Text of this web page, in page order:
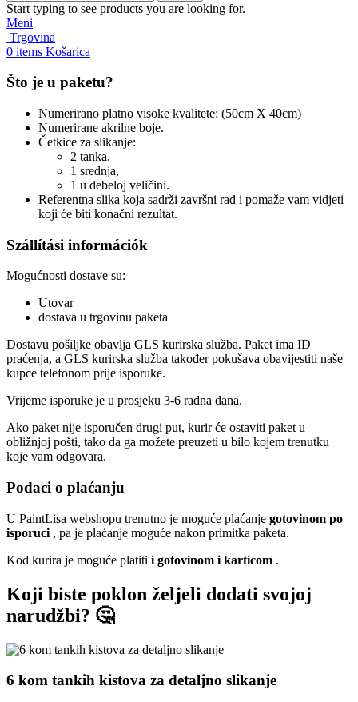
Start typing to see products you are looking for.
Meni
Trgovina
0 items Košarica
Što je u paketu?
Numerirano platno visoke kvalitete: (50cm X 40cm)
Numerirane akrilne boje.
Četkice za slikanje:
2 tanka,
1 srednja,
1 u debeloj veličini.
Referentna slika koja sadrži završni rad i pomaže vam vidjeti
koji će biti konačni rezultat.
Szállítási információk
Mogućnosti dostave su:
Utovar
dostava u trgovinu paketa
Dostavu pošiljke obavlja GLS kurirska služba. Paket ima ID
praćenja, a GLS kurirska služba također pokušava obavijestiti naše
kupce telefonom prije isporuke.
Vrijeme isporuke je u prosjeku 3-6 radna dana.
Ako paket nije isporučen drugi put, kurir će ostaviti paket u
obližnjoj pošti, tako da ga možete preuzeti u bilo kojem trenutku
koje vam odgovara.
Podaci o plaćanju
U PaintLisa webshopu trenutno je moguće plaćanje gotovinom po
isporuci , pa je plaćanje moguće nakon primitka paketa.
Kod kurira je moguće platiti i gotovinom i karticom .
Koji biste poklon željeli dodati svojoj
narudžbi? 🤔
6 kom tankih kistova za detaljno slikanje